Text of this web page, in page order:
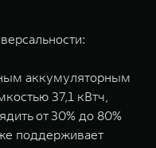
аккумуляторным
37,1 кВтч,
от 30% до 80%
поддерживает